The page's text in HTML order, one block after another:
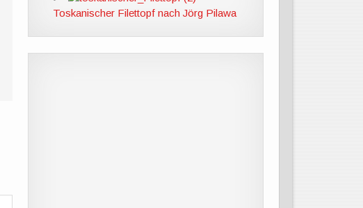
Toskanischer Filettopf nach Jörg Pilawa